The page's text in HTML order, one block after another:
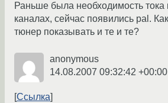
Раньше была необходимость тока
каналах, сейчас появились pal.
тюнер показывать и те и те?
anonymous
14.08.2007 09:32:42 +00:00
Ссылка